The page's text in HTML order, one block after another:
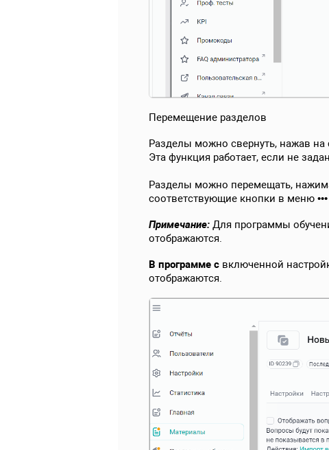
Перемещение разделов
Разделы можно свернуть, нажав на
Эта функция работает, если не
Разделы можно перемещать,
соответствующие кнопки в меню •••
Примечание: Для программы
отображаются.
В программе с включенной
отображаются.